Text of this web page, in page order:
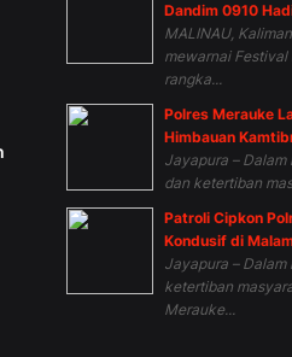
Dandim 0910
MALINAU,
mewarnai
rangka...
Polres Merauke
Himbauan
Jayapura –
dan ketertiban
Patroli Cipkon
Kondusif di
Jayapura –
ketertiban
Merauke...